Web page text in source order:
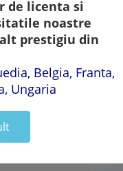
de licenta si
noastre
prestigiu din
Belgia, Franta,
Ungaria